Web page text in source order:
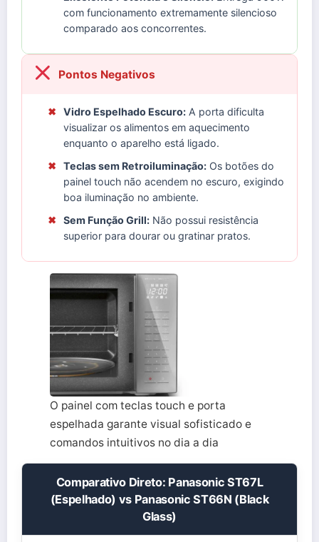
com funcionamento extremamente silencioso
comparado aos concorrentes.
Pontos Negativos
✖ Vidro Espelhado Escuro: A porta dificulta
visualizar os alimentos em aquecimento
enquanto o aparelho está ligado.
✖
Teclas sem Retroiluminação: Os botões do
painel touch não acendem no escuro, exigindo
boa iluminação no ambiente.
✖
Sem Função Grill: Não possui resistência
superior para dourar ou gratinar pratos.
O painel com teclas touch e porta
espelhada garante visual sofisticado e
comandos intuitivos no dia a dia
Comparativo Direto: Panasonic ST67L
(Espelhado) vs Panasonic ST66N (Black
Glass)